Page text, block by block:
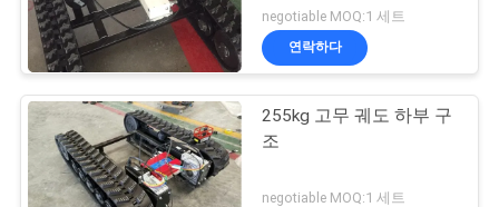
negotiable MOQ:1 세트
연락하다
255kg 고무 궤도 하부 구
조
negotiable MOQ:1 세트